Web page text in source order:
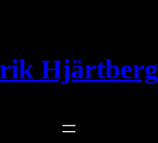
Hjärtberg